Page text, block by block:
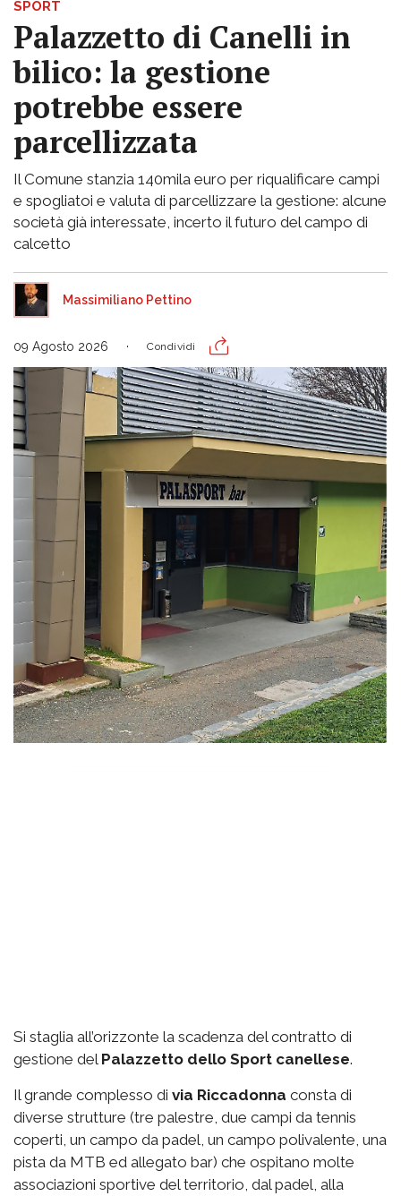
SPORT
Palazzetto di Canelli in
bilico: la gestione
potrebbe essere
parcellizzata
Il Comune stanzia 140mila euro per riqualificare campi
e spogliatoi e valuta di parcellizzare la gestione: alcune
società già interessate, incerto il futuro del campo di
calcetto
Massimiliano Pettino
09 Agosto 2026 Condividi
Si staglia all’orizzonte la scadenza del contratto di
gestione del Palazzetto dello Sport canellese.
Il grande complesso di via Riccadonna consta di
diverse strutture (tre palestre, due campi da tennis
coperti, un campo da padel, un campo polivalente, una
pista da MTB ed allegato bar) che ospitano molte
associazioni sportive del territorio, dal padel, alla